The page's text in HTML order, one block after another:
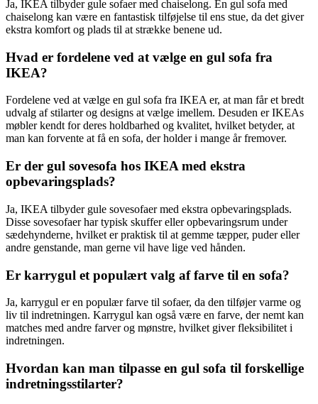
Ja, IKEA tilbyder gule sofaer med chaiselong. En gul sofa med
chaiselong kan være en fantastisk tilføjelse til ens stue, da det giver
ekstra komfort og plads til at strække benene ud.
Hvad er fordelene ved at vælge en gul sofa fra
IKEA?
Fordelene ved at vælge en gul sofa fra IKEA er, at man får et bredt
udvalg af stilarter og designs at vælge imellem. Desuden er IKEAs
møbler kendt for deres holdbarhed og kvalitet, hvilket betyder, at
man kan forvente at få en sofa, der holder i mange år fremover.
Er der gul sovesofa hos IKEA med ekstra
opbevaringsplads?
Ja, IKEA tilbyder gule sovesofaer med ekstra opbevaringsplads.
Disse sovesofaer har typisk skuffer eller opbevaringsrum under
sædehynderne, hvilket er praktisk til at gemme tæpper, puder eller
andre genstande, man gerne vil have lige ved hånden.
Er karrygul et populært valg af farve til en sofa?
Ja, karrygul er en populær farve til sofaer, da den tilføjer varme og
liv til indretningen. Karrygul kan også være en farve, der nemt kan
matches med andre farver og mønstre, hvilket giver fleksibilitet i
indretningen.
Hvordan kan man tilpasse en gul sofa til forskellige
indretningsstilarter?